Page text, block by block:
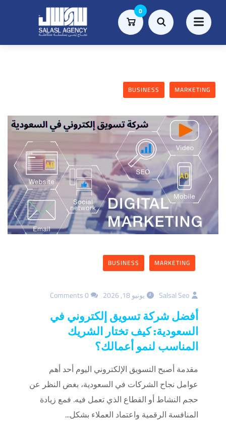
0
MARKETING
BUSINESS
MARKETING
BUSINESS
Salsal Seo يونيو 18, 2026 0 Comments
أفضل شركة تسويق إلكتروني في
السعودية: كيف تختار الشريك
المناسب لنمو أعمالك؟
مقدمة أصبح التسويق الإلكتروني اليوم أحد أهم
عوامل نجاح الشركات في السعودية، بغض النظر عن
حجم النشاط أو القطاع الذي تعمل فيه. فمع زيادة
المنافسة الرقمية واعتماد العملاء بشكل...